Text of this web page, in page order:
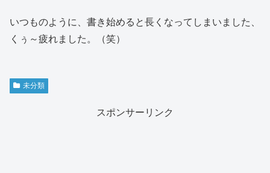
いつものように、書き始めると長くなってしまいました、
くぅ～疲れました。（笑）
未分類
スポンサーリンク